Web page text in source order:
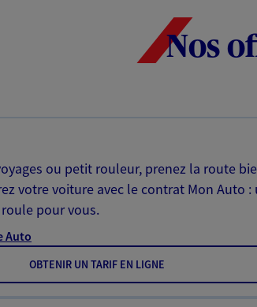
Nos
ou petit rouleur, prenez la route
votre voiture avec le contrat Mon Auto :
pour vous.
Auto
OBTENIR UN TARIF EN LIGNE